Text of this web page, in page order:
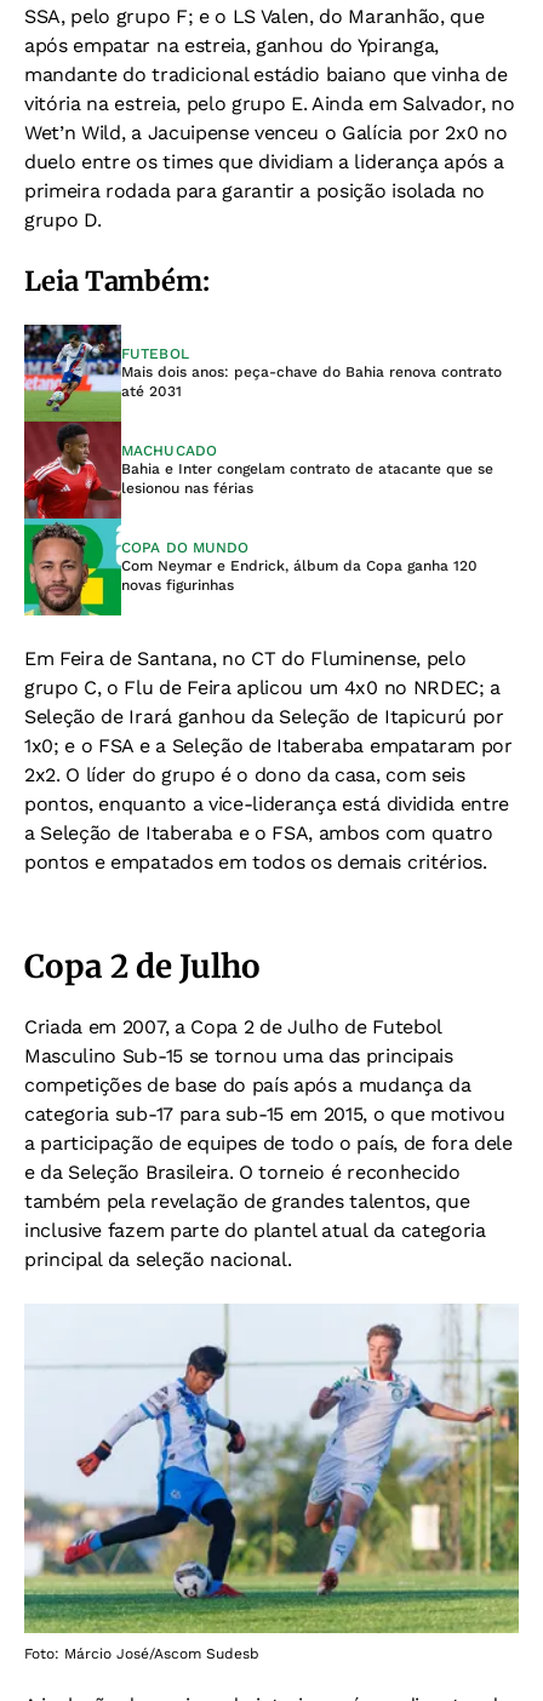
SSA, pelo grupo F; e o LS Valen, do Maranhão, que
após empatar na estreia, ganhou do Ypiranga,
mandante do tradicional estádio baiano que vinha de
vitória na estreia, pelo grupo E. Ainda em Salvador, no
Wet’n Wild, a Jacuipense venceu o Galícia por 2x0 no
duelo entre os times que dividiam a liderança após a
primeira rodada para garantir a posição isolada no
grupo D.
Leia Também:
FUTEBOL
Mais dois anos: peça-chave do Bahia renova contrato
até 2031
MACHUCADO
Bahia e Inter congelam contrato de atacante que se
lesionou nas férias
COPA DO MUNDO
Com Neymar e Endrick, álbum da Copa ganha 120
novas figurinhas
Em Feira de Santana, no CT do Fluminense, pelo
grupo C, o Flu de Feira aplicou um 4x0 no NRDEC; a
Seleção de Irará ganhou da Seleção de Itapicurú por
1x0; e o FSA e a Seleção de Itaberaba empataram por
2x2. O líder do grupo é o dono da casa, com seis
pontos, enquanto a vice-liderança está dividida entre
a Seleção de Itaberaba e o FSA, ambos com quatro
pontos e empatados em todos os demais critérios.
Copa 2 de Julho
Criada em 2007, a Copa 2 de Julho de Futebol
Masculino Sub-15 se tornou uma das principais
competições de base do país após a mudança da
categoria sub-17 para sub-15 em 2015, o que motivou
a participação de equipes de todo o país, de fora dele
e da Seleção Brasileira. O torneio é reconhecido
também pela revelação de grandes talentos, que
inclusive fazem parte do plantel atual da categoria
principal da seleção nacional.
Foto: Márcio José/Ascom Sudesb